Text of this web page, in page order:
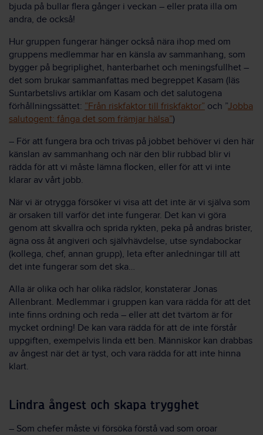
bjuda på bullar flera gånger i veckan – eller prata illa om
andra, de också!
Hur gruppen fungerar hänger också nära ihop med om
gruppens medlemmar har en känsla av sammanhang, som
bygger på begriplighet, hanterbarhet och meningsfullhet –
det som brukar sammanfattas med begreppet Kasam (läs
Suntarbetslivs artiklar om Kasam och det salutogena
förhållningssättet: ”Från riskfaktor till friskfaktor” och ”Jobba
salutogent: fånga det som främjar hälsa”)
– För att fungera bra och trivas på jobbet behöver vi den här
känslan av sammanhang och när den blir rubbad blir vi
rädda för att vi måste lämna flocken, eller för att vi inte
klarar av vårt jobb.
När vi är otrygga försöker vi visa att det inte är vi själva som
är orsaken till varför det inte fungerar. Det kan vi göra
genom att skvallra och sprida rykten, peka på andras brister,
ägna oss åt angiveri och självhävdelse, utse syndabockar
(kollega, chef, annan grupp), leta efter anledningar till att
det inte fungerar som det ska…
Alla är olika och har olika rädslor, konstaterar Jonas
Allenbrant. Medlemmar i gruppen kan vara rädda för att det
inte finns ordning och reda – eller att det tvärtom är för
mycket ordning! De kan vara rädda för att de inte förstår
uppgiften, exempelvis linda ett ben. Människor kan drabbas
av ångest när det är tyst, och vara rädda för att inte hinna
klart.
Lindra ångest och skapa trygghet
– Som chefer måste vi försöka förstå vad som oroar